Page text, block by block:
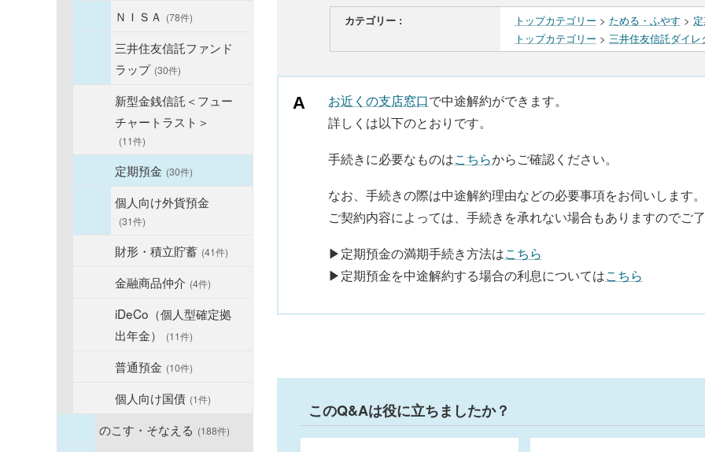
ＮＩＳＡ (78件)
三井住友信託ファンド
ラップ (30件)
新型金銭信託＜フュー
チャートラスト＞
(11件)
定期預金 (30件)
個人向け外貨預金
(31件)
財形・積立貯蓄 (41件)
金融商品仲介 (4件)
iDeCo（個人型確定拠
出年金）
(11件)
普通預金 (10件)
個人向け国債 (1件)
のこす・そなえる (188件)
カテゴリー : トップカテゴリー > ためる・ふやす >
トップカテゴリー > 三井住友信託ダイレ
お近くの支店窓口で中途解約ができます。
詳しくは以下のとおりです。
手続きに必要なものはこちらからご確認ください。
なお、手続きの際は中途解約理由などの必要事項をお伺いします。
ご契約内容によっては、手続きを承れない場合もありますのでご
▶定期預金の満期手続き方法はこちら
▶定期預金を中途解約する場合の利息についてはこちら
このQ&Aは役に立ちましたか？